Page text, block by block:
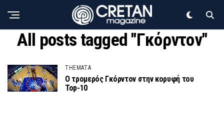
All posts tagged "Γκόρντον"
THEMATA
O τρομερός Γκόρντον στην κορυφή του
Top-10